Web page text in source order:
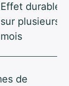
Effet durable
sur plusieurs
mois
de